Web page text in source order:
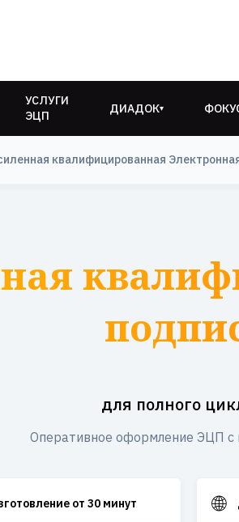
УСЛУГИ
ЭЦП
ДИАДОК▾
квалифицированная
для полного
Оперативное оформление ЭЦП с
от 30 минут 🌐